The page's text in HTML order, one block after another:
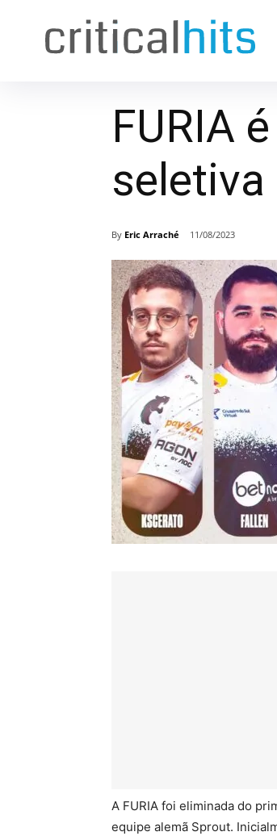
FURIA
seletiva
By Eric Arraché 11/08/2023
A FURIA foi eliminada do
equipe alemã Sprout.